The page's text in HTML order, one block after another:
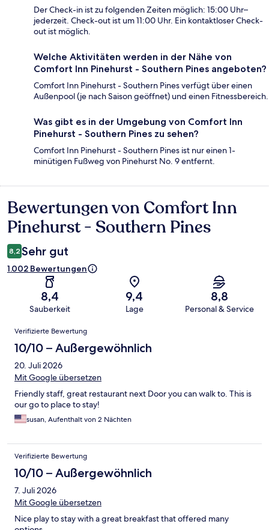
Der Check-in ist zu folgenden Zeiten möglich: 15:00 Uhr–
jederzeit. Check-out ist um 11:00 Uhr. Ein kontaktloser Check-
out ist möglich.
Welche Aktivitäten werden in der Nähe von
Comfort Inn Pinehurst - Southern Pines angeboten?
Comfort Inn Pinehurst - Southern Pines verfügt über einen
Außenpool (je nach Saison geöffnet) und einen Fitnessbereich.
Was gibt es in der Umgebung von Comfort Inn
Pinehurst - Southern Pines zu sehen?
Comfort Inn Pinehurst - Southern Pines ist nur einen 1-
minütigen Fußweg von Pinehurst No. 9 entfernt.
Bewertungen
Bewertungen von Comfort Inn
Pinehurst - Southern Pines
8,2 Sehr gut
1.002 Bewertungen
8,4
Sauberkeit
9,4
Lage
8,8
Personal & Service
Bewertungen
Verifizierte Bewertung
10/10 – Außergewöhnlich
20. Juli 2026
Mit Google übersetzen
Friendly staff, great restaurant next Door you can walk to. This is
our go to place to stay!
susan, Aufenthalt von 2 Nächten
Verifizierte Bewertung
10/10 – Außergewöhnlich
7. Juli 2026
Mit Google übersetzen
Nice play to stay with a great breakfast that offered many